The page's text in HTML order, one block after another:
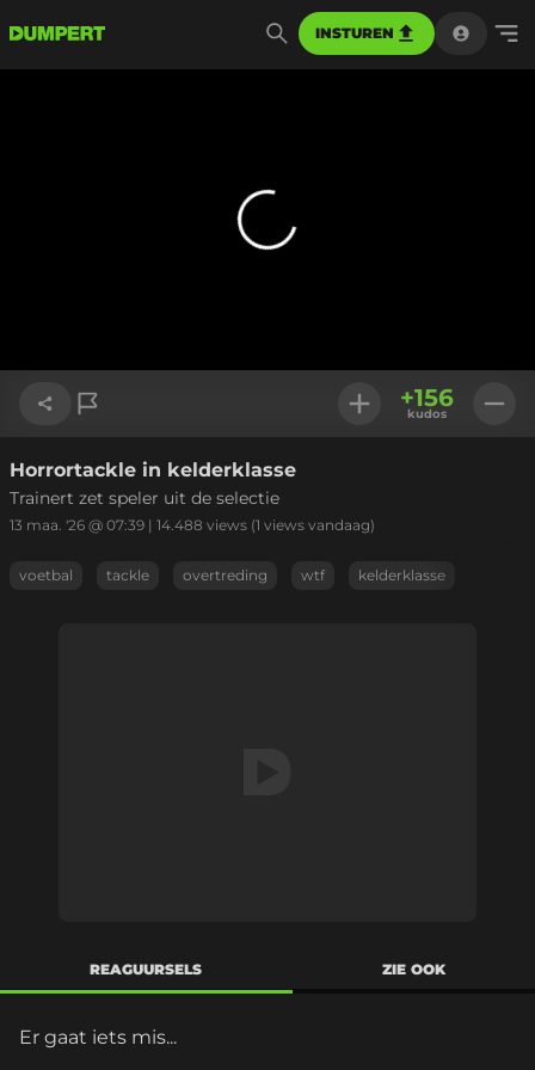
INSTUREN
Link kopiëren
+156
kudos
Horrortackle in kelderklasse
Trainert zet speler uit de selectie
13 maa. '26 @ 07:39 | 14.488 views (1 views vandaag)
voetbal tackle overtreding wtf kelderklasse
REAGUURSELS ZIE OOK
Er gaat iets mis...